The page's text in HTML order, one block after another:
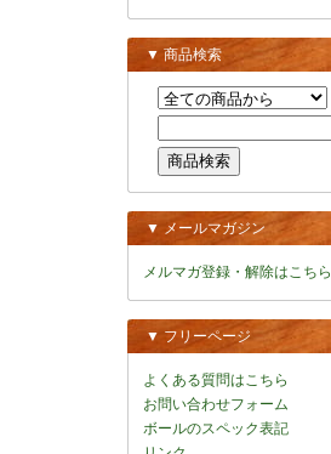
▼ 商品検索
▼ メールマガジン
メルマガ登録・解除はこちら
▼ フリーページ
よくある質問はこちら
お問い合わせフォーム
ボールのスペック表記